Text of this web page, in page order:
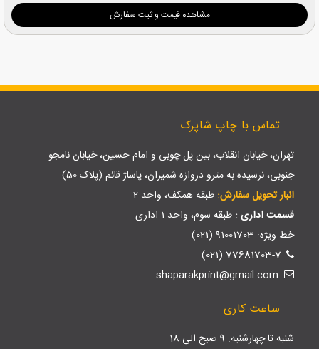
مشاهده قیمت و ثبت سفارش
تماس با چاپ شاپرک
تهران، خیابان انقلاب، بین پل چوبی و امام حسین، خیابان نامجو
جنوبی، نرسیده به مترو دروازه شمیران، پاساژ قائم (پلاک 50)
انبار تحویل سفارش: طبقه همکف، واحد 2
قسمت اداری : طبقه سوم، واحد 1 اداری
خط ویژه: 91001703 (021)
77681703-7 (021)
ساعت کاری
شنبه تا چهارشنبه: 9 صبح الی 18